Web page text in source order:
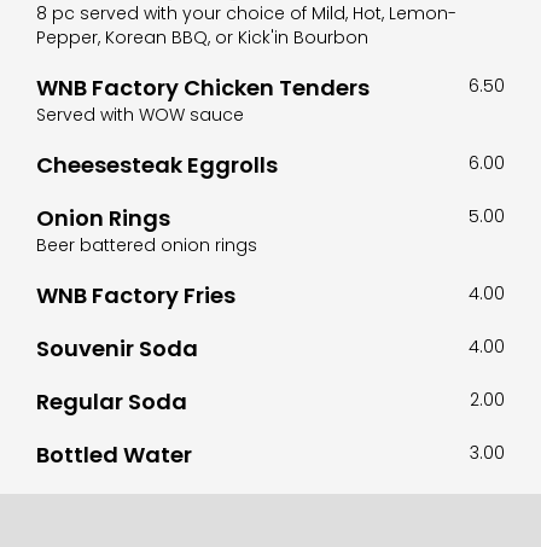
8 pc served with your choice of Mild, Hot, Lemon-
Pepper, Korean BBQ, or Kick'in Bourbon
WNB Factory Chicken Tenders
Served with WOW sauce
6.50
Cheesesteak Eggrolls 6.00
Onion Rings
Beer battered onion rings
5.00
WNB Factory Fries 4.00
Souvenir Soda 4.00
Regular Soda 2.00
Bottled Water 3.00